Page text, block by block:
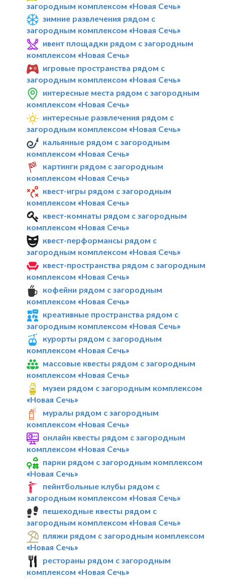
загородным комплексом «Новая Сечь»
зимние развлечения рядом с
загородным комплексом «Новая Сечь»
ивент площадки рядом с загородным
комплексом «Новая Сечь»
игровые пространства рядом с
загородным комплексом «Новая Сечь»
интересные места рядом с загородным
комплексом «Новая Сечь»
интересные развлечения рядом с
загородным комплексом «Новая Сечь»
кальянные рядом с загородным
комплексом «Новая Сечь»
картинги рядом с загородным
комплексом «Новая Сечь»
квест-игры рядом с загородным
комплексом «Новая Сечь»
квест-комнаты рядом с загородным
комплексом «Новая Сечь»
квест-перформансы рядом с
загородным комплексом «Новая Сечь»
квест-пространства рядом с загородным
комплексом «Новая Сечь»
кофейни рядом с загородным
комплексом «Новая Сечь»
креативные пространства рядом с
загородным комплексом «Новая Сечь»
курорты рядом с загородным
комплексом «Новая Сечь»
массовые квесты рядом с загородным
комплексом «Новая Сечь»
музеи рядом с загородным комплексом
«Новая Сечь»
муралы рядом с загородным
комплексом «Новая Сечь»
онлайн квесты рядом с загородным
комплексом «Новая Сечь»
парки рядом с загородным комплексом
«Новая Сечь»
пейнтбольные клубы рядом с
загородным комплексом «Новая Сечь»
пешеходные квесты рядом с
загородным комплексом «Новая Сечь»
пляжи рядом с загородным комплексом
«Новая Сечь»
рестораны рядом с загородным
комплексом «Новая Сечь»